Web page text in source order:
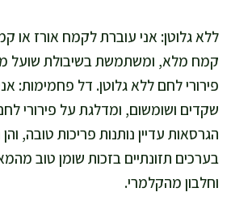
ללא גלוטן: אני עוברת לקמח אורז או
קמח מלא, ומשתמשת בשיבולת שועל
פירורי לחם ללא גלוטן. דל פחמימות:
שקדים ושומשום, ומדלגת על פירורי
הגרסאות עדיין נותנות פריכות טובה,
בערכים תזונתיים בזכות שומן טוב
וחלבון מהקלמרי.